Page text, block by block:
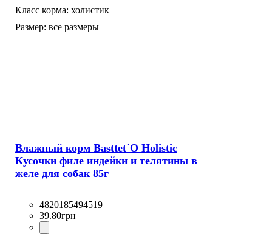
Класс корма: холистик
Размер: все размеры
Влажный корм Basttet`O Holistic
Кусочки филе индейки и телятины в
желе для собак 85г
4820185494519
39.80грн